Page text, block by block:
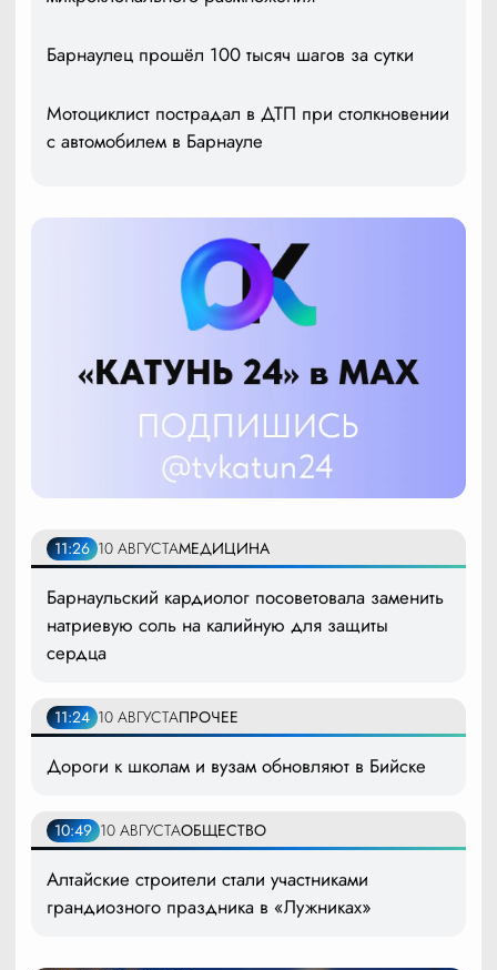
Барнаулец прошёл 100 тысяч шагов за сутки
Мотоциклист пострадал в ДТП при столкновении
с автомобилем в Барнауле
11:26 10 АВГУСТАМЕДИЦИНА
Барнаульский кардиолог посоветовала заменить
натриевую соль на калийную для защиты
сердца
11:24 10 АВГУСТАПРОЧЕЕ
Дороги к школам и вузам обновляют в Бийске
10:49 10 АВГУСТАОБЩЕСТВО
Алтайские строители стали участниками
грандиозного праздника в «Лужниках»